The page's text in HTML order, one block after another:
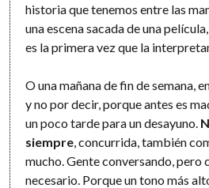
historia que tenemos entre las
una escena sacada de una
es la primera vez que la
O una mañana de fin de semana,
y no por decir, porque antes es
un poco tarde para un desayuno.
siempre , concurrida, también
mucho. Gente conversando, pero
necesario. Porque un tono más